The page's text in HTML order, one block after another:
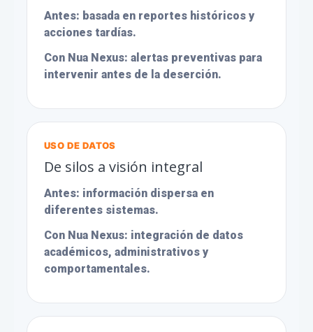
Antes: basada en reportes históricos y
acciones tardías.
Con Nua Nexus: alertas preventivas para
intervenir antes de la deserción.
USO DE DATOS
De silos a visión integral
Antes: información dispersa en
diferentes sistemas.
Con Nua Nexus: integración de datos
académicos, administrativos y
comportamentales.